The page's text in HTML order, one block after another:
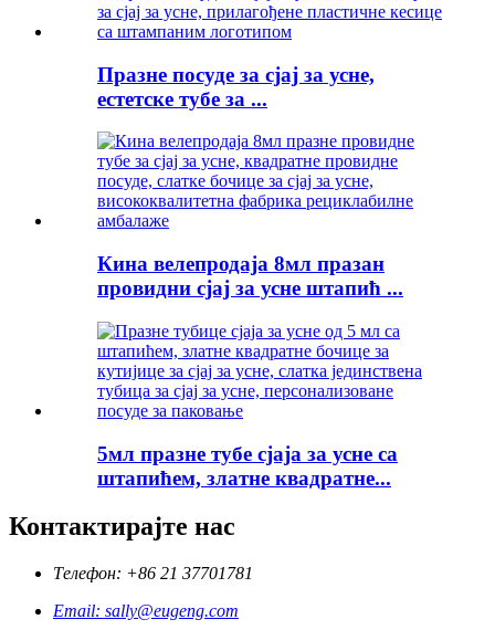
Празне посуде за сјај за усне,
естетске тубе за ...
Кина велепродаја 8мл празан
провидни сјај за усне штапић ...
5мл празне тубе сјаја за усне са
штапићем, златне квадратне...
Контактирајте нас
Телефон: +86 21 37701781
Email: sally@eugeng.com